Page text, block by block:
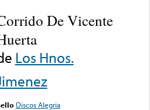
De Vicente
Los Hnos.
Discos Alegria